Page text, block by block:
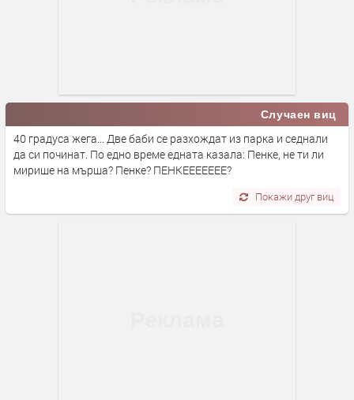
Случаен виц
40 градуса жега... Две баби се разхождат из парка и седнали
да си починат. По едно време едната казала: Пенке, не ти ли
мирише на мърша? Пенке? ПЕНКЕЕЕЕЕЕЕ?
Покажи друг виц